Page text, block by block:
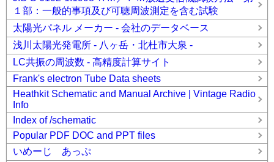
１部：一般的事項及び可聴周波測定を含む試験
太陽光パネル メーカー - 会社のデータベース
浅川太陽光発電所 - 八ヶ岳・北杜市大泉 -
LC共振の周波数 - 高精度計算サイト
Frank's electron Tube Data sheets
Heathkit Schematic and Manual Archive | Vintage Radio
Info
Index of /schematic
Popular PDF DOC and PPT files
いめーじ あっぷ